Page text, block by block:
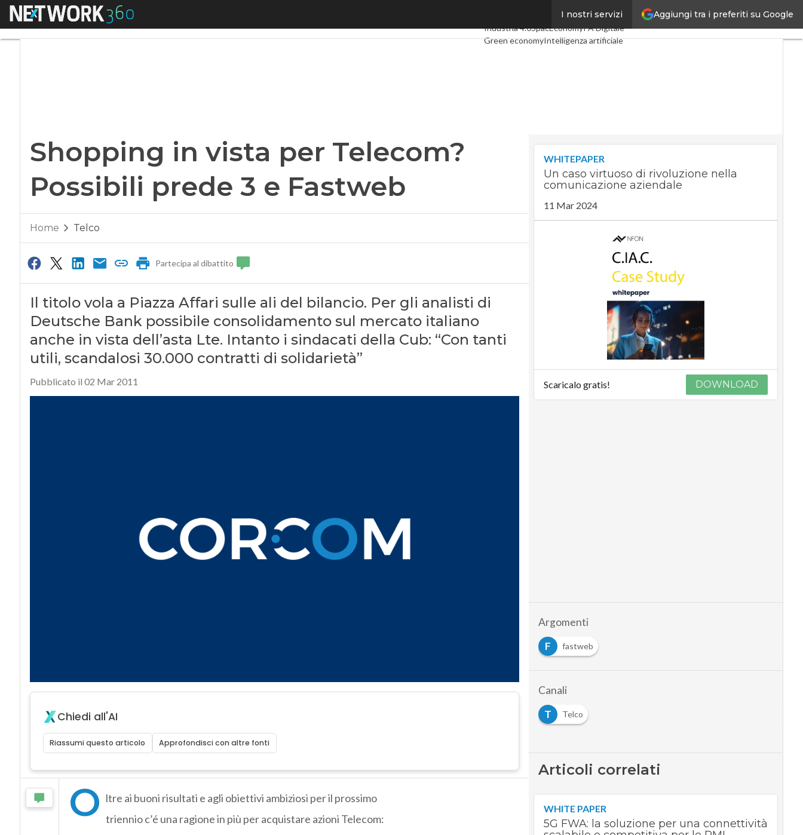
Aggiungi tra i preferiti su Google
I nostri servizi
Menu Digital Economy Telco
Industria 4.0SpacEconomyPA Digitale
Green economyIntelligenza artificiale
Shopping in vista per Telecom?
Possibili prede 3 e Fastweb
Home Telco
Partecipa al dibattito
Il titolo vola a Piazza Affari sulle ali del bilancio. Per gli analisti di
Deutsche Bank possibile consolidamento sul mercato italiano
anche in vista dell’asta Lte. Intanto i sindacati della Cub: “Con tanti
utili, scandalosi 30.000 contratti di solidarietà”
Pubblicato il 02 Mar 2011
Chiedi all'AI
Riassumi questo articolo Approfondisci con altre fonti
O ltre ai buoni risultati e agli obiettivi ambiziosi per il prossimo
triennio c’é una ragione in più per acquistare azioni Telecom:
WHITEPAPER
Un caso virtuoso di rivoluzione nella
comunicazione aziendale
11 Mar 2024
Scaricalo gratis! DOWNLOAD
Argomenti
F
fastweb
Canali
T
Telco
Articoli correlati
WHITE PAPER
5G FWA: la soluzione per una connettività